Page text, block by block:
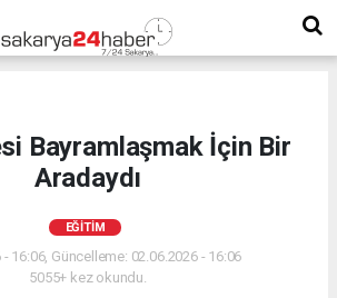
Bayramlaşmak İçin Bir
Aradaydı
EĞİTİM
- 16:06, Güncelleme: 02.06.2026 - 16:06
5055+ kez okundu.